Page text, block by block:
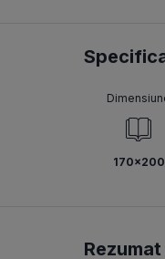
170x200